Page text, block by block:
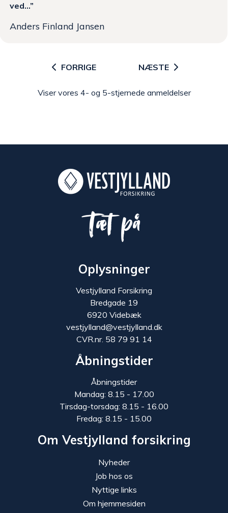
ved...”
Anders Finland Jansen
FORRIGE NÆSTE
Viser vores 4- og 5-stjernede anmeldelser
Tæt på
Oplysninger
Vestjylland Forsikring
Bredgade 19
6920 Videbæk
vestjylland@vestjylland.dk
CVR.nr. 58 79 91 14
Åbningstider
Åbningstider
Mandag: 8.15 - 17.00
Tirsdag-torsdag: 8.15 - 16.00
Fredag: 8.15 - 15.00
Om Vestjylland forsikring
Nyheder
Job hos os
Nyttige links
Om hjemmesiden